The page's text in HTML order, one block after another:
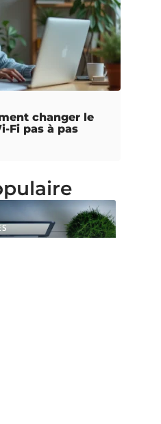
changer le
Fi pas à pas